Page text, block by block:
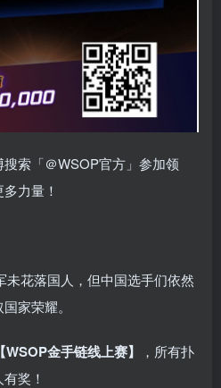
索「＠WSOP官方」参加领
力量！
未花落国人，但中国选手们依然
家荣耀。
【WSOP金手链线上赛】 ， 所有扑
奖！